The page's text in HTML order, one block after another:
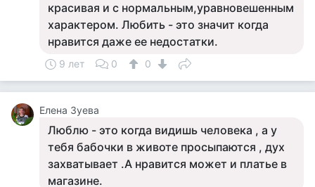
красивая и с нормальным,уравновешенным
характером. Любить - это значит когда
нравится даже ее недостатки.
9 лет 0 0
Елена Зуева
Люблю - это когда видишь человека , а у
тебя бабочки в животе просыпаются , дух
захватывает .А нравится может и платье в
магазине.